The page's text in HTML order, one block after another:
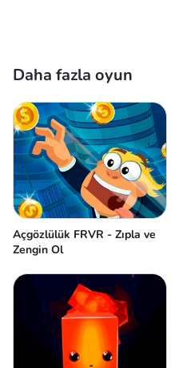
Daha fazla oyun
Açgözlülük FRVR - Zıpla ve
Zengin Ol